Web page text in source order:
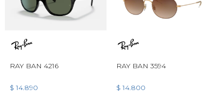
RAY BAN 4216
$ 14.890
RAY BAN 3594
$ 14.800